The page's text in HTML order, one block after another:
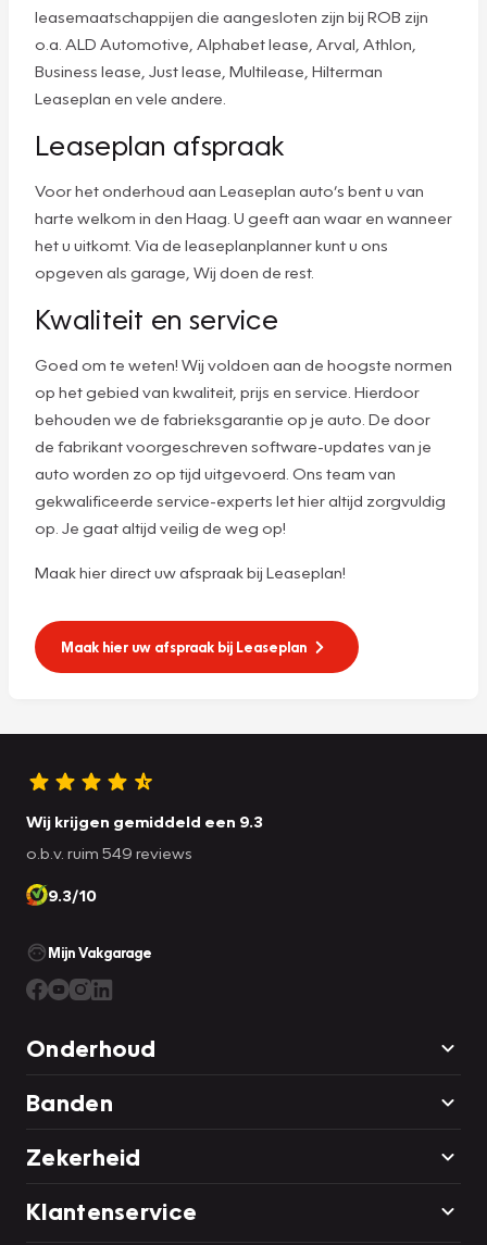
leasemaatschappijen die aangesloten zijn bij ROB zijn
o.a. ALD Automotive, Alphabet lease, Arval, Athlon,
Business lease, Just lease, Multilease, Hilterman
Leaseplan en vele andere.
Leaseplan afspraak
Voor het onderhoud aan Leaseplan auto’s bent u van
harte welkom in den Haag. U geeft aan waar en wanneer
het u uitkomt. Via de leaseplanplanner kunt u ons
opgeven als garage, Wij doen de rest.
Kwaliteit en service
Goed om te weten! Wij voldoen aan de hoogste normen
op het gebied van kwaliteit, prijs en service. Hierdoor
behouden we de fabrieksgarantie op je auto. De door
de fabrikant voorgeschreven software-updates van je
auto worden zo op tijd uitgevoerd. Ons team van
gekwalificeerde service-experts let hier altijd zorgvuldig
op. Je gaat altijd veilig de weg op!
Maak hier direct uw afspraak bij Leaseplan!
Maak hier uw afspraak bij Leaseplan
Wij krijgen gemiddeld een 9.3
o.b.v. ruim 549 reviews
9.3/10
Mijn Vakgarage
Onderhoud
Banden
Zekerheid
Klantenservice